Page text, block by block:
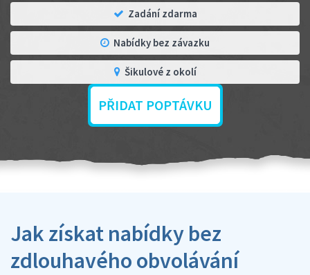
Zadání zdarma
Nabídky bez závazku
Šikulové z okolí
PŘIDAT POPTÁVKU
Jak získat nabídky bez
zdlouhavého obvolávání